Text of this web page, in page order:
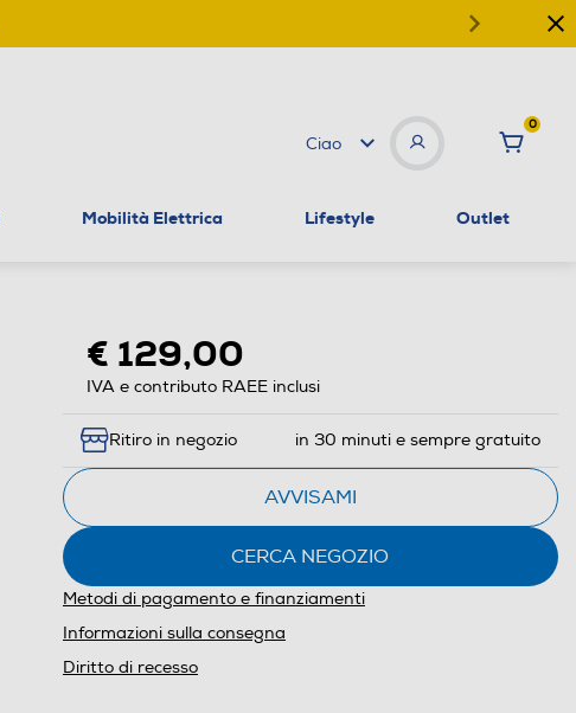
Ciao
0
Mobilità Elettrica Lifestyle Outlet
€ 129,00
IVA e contributo RAEE inclusi
Ritiro in negozio in 30 minuti e sempre gratuito
AVVISAMI
CERCA NEGOZIO
Metodi di pagamento e finanziamenti
Informazioni sulla consegna
Diritto di recesso